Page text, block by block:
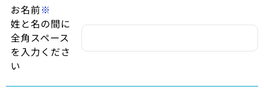
お名前※
姓と名の間に
全角スペース
を入力くださ
い